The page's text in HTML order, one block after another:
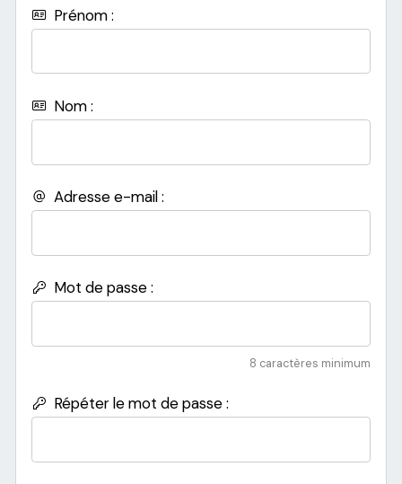
Prénom :
Nom :
Adresse e-mail :
Mot de passe :
8 caractères minimum
Répéter le mot de passe :